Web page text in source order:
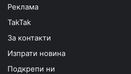
Реклама
TakTak
За контакти
Изпрати новина
Подкрепи ни